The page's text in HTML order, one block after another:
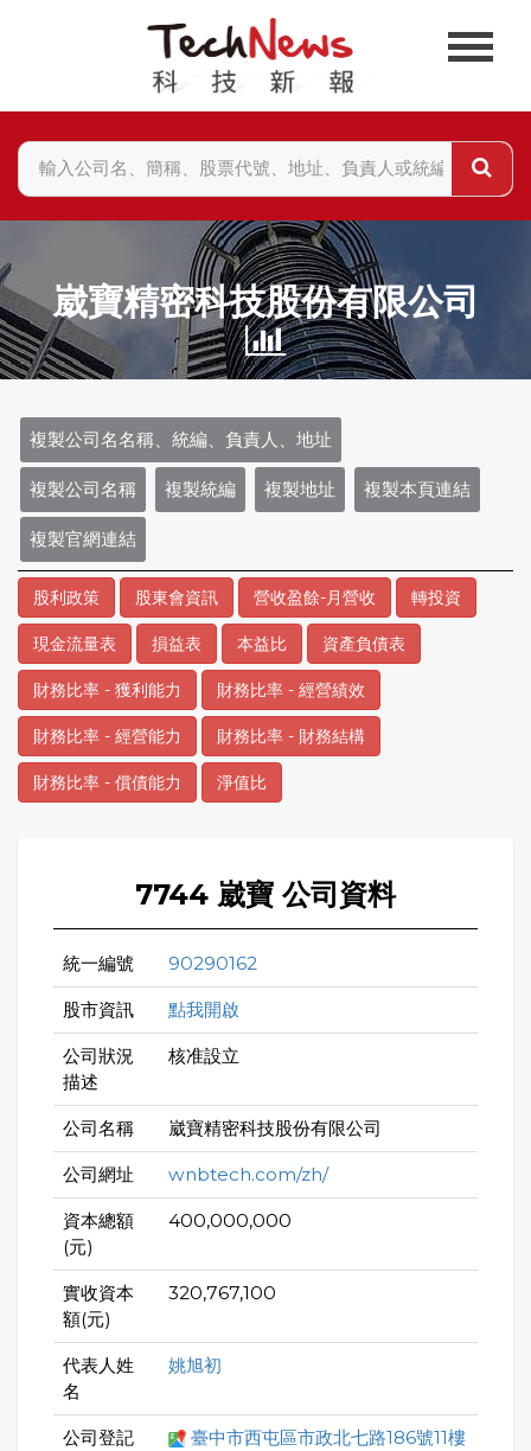
崴寶精密科技股份有限公司
複製公司名名稱、統編、負責人、地址
複製公司名稱 複製統編 複製地址 複製本頁連結
複製官網連結
股利政策 股東會資訊 營收盈餘-月營收 轉投資
現金流量表 損益表 本益比 資產負債表
財務比率 - 獲利能力 財務比率 - 經營績效
財務比率 - 經營能力 財務比率 - 財務結構
財務比率 - 償債能力 淨值比
7744 崴寶 公司資料
統一編號 90290162
股市資訊 點我開啟
公司狀況
描述
核准設立
公司名稱 崴寶精密科技股份有限公司
公司網址 wnbtech.com/zh/
資本總額
(元)
400,000,000
實收資本
額(元)
320,767,100
代表人姓
名
姚旭初
公司登記
臺中市西屯區市政北七路186號11樓